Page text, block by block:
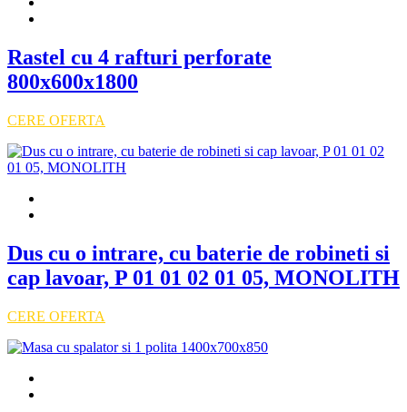
Rastel cu 4 rafturi perforate
800x600x1800
CERE OFERTA
Dus cu o intrare, cu baterie de robineti si
cap lavoar, P 01 01 02 01 05, MONOLITH
CERE OFERTA